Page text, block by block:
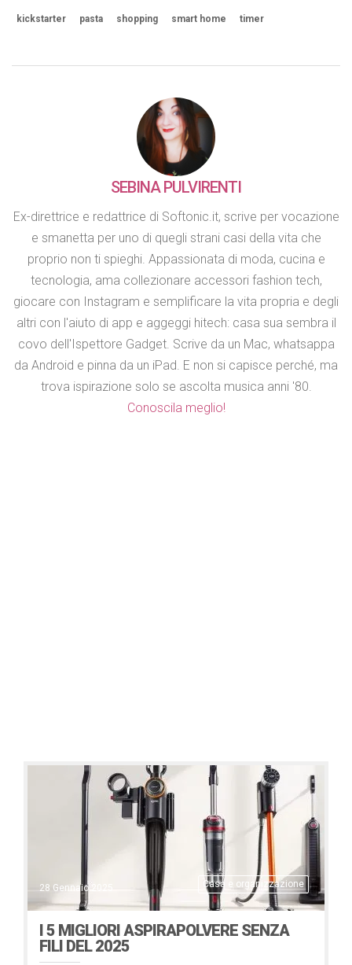
kickstarter pasta shopping smart home timer
SEBINA PULVIRENTI
Ex-direttrice e redattrice di Softonic.it, scrive per vocazione
e smanetta per uno di quegli strani casi della vita che
proprio non ti spieghi. Appassionata di moda, cucina e
tecnologia, ama collezionare accessori fashion tech,
giocare con Instagram e semplificare la vita propria e degli
altri con l'aiuto di app e aggeggi hitech: casa sua sembra il
covo dell'Ispettore Gadget. Scrive da un Mac, whatsappa
da Android e pinna da un iPad. E non si capisce perché, ma
trova ispirazione solo se ascolta musica anni '80.
Conoscila meglio!
Casa e organizzazione
28 Gennaio 2025
I 5 MIGLIORI ASPIRAPOLVERE SENZA
FILI DEL 2025